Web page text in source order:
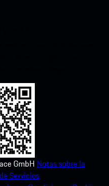
GmbH Notas sobre la
Servicios